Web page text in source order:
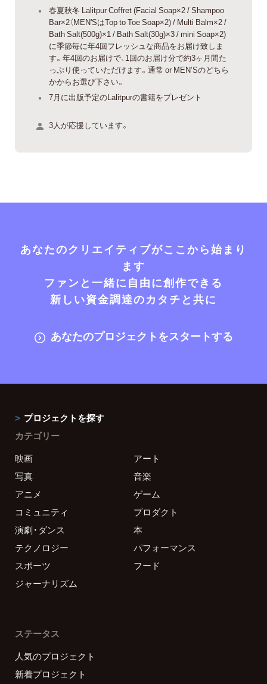
春夏秋冬 Lalitpur Coffret (Facial Soap×2 / Shampoo
Bar×2（MEN'SはTop to Toe Soap×2) / Multi Balm×2 /
Bath Salt(500g)×1 / Bath Salt(30g)×3 / mini Soap×2)
に季節毎に年4回フレッシュな商品をお届け致しま
す。年4回のお届けで、1回のお届け分で約3ヶ月間た
っぷり使っていただけます。通常 or MEN’Sのどちら
かからお選び下さい。
7月に出版予定のLalitpurの書籍をプレゼント
3人が応援しています。
あなたのクリエイティブがここから始まり
ます
ファンと一緒に自由に創作できる
新しい資金調達のカタチと共に
あなたのプロジェクトをスタートする
プロジェクトを探す
カテゴリー
映画
アート
写真
音楽
アニメ
ゲーム
コミュニティ
プロダクト
演劇・ダンス
本
テクノロジー
パフォーマンス
スポーツ
フード
ジャーナリズム
ステータス
人気のプロジェクト
新着プロジェクト